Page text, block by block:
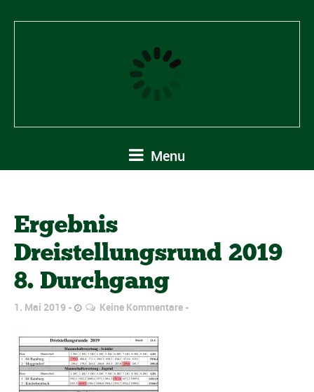
Menu
Ergebnis
Dreistellungsrund 2019
8. Durchgang
1. Mai 2019 Keine Kommentare